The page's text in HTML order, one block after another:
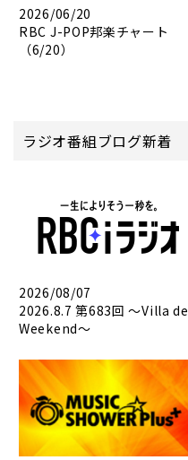
2026/06/20
RBC J-POP邦楽チャート
（6/20）
ラジオ番組ブログ新着
2026/08/07
2026.8.7 第683回 ～Villa de
Weekend～